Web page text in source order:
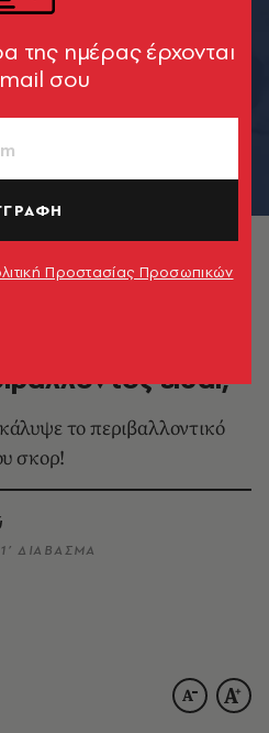
είσαι;
το περιβαλλοντικό
σκορ!
1’ ΔΙΑΒΑΣΜΑ
της ημέρας έρχονται
σου
Προστασίας Προσωπικών